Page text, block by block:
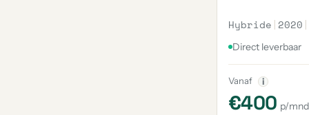
Hybride | 2020 |
Direct leverbaar
Vanaf i
€400 p/mnd